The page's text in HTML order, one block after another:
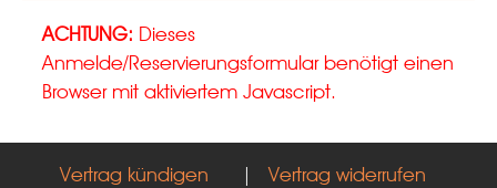
ACHTUNG: Dieses
Anmelde/Reservierungsformular benötigt einen
Browser mit aktiviertem Javascript.
Vertrag kündigen |Vertrag widerrufen